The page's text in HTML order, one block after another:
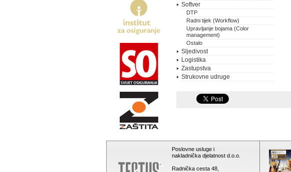
Softver
DTP
Radni tijek (Workflow)
Upravljanje bojama (Color
management)
Ostalo
Sljedivost
Logistika
Zastupstva
Strukovne udruge
Poslovne usluge i
nakladnička djelatnost d.o.o.
Radnička cesta 48,